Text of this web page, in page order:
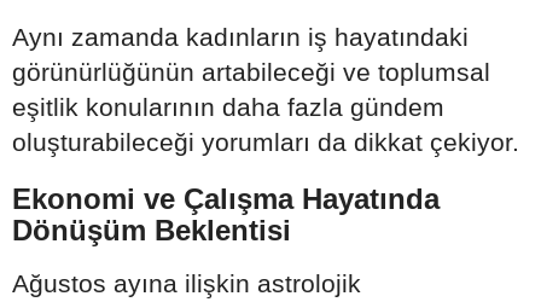
Aynı zamanda kadınların iş hayatındaki
görünürlüğünün artabileceği ve toplumsal
eşitlik konularının daha fazla gündem
oluşturabileceği yorumları da dikkat çekiyor.
Ekonomi ve Çalışma Hayatında
Dönüşüm Beklentisi
Ağustos ayına ilişkin astrolojik